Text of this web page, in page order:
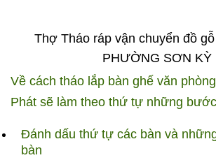
Thợ Tháo ráp vận chuyển đồ
PHƯỜNG SƠN KỲ
Về cách tháo lắp bàn ghế văn
Phát sẽ làm theo thứ tự những
Đánh dấu thứ tự các bàn và
bàn